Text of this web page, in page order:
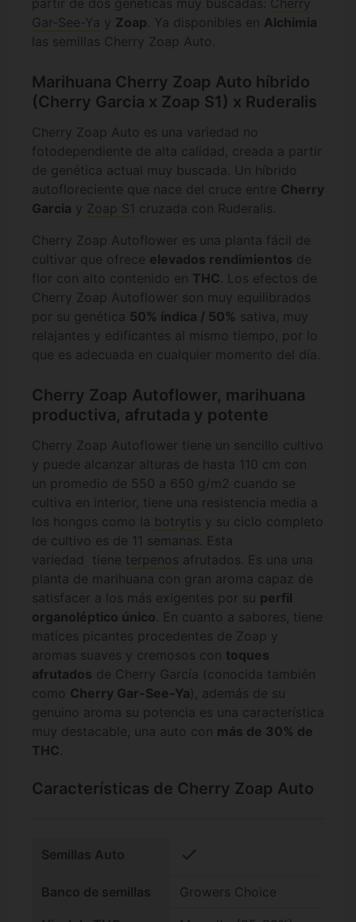
partir de dos genéticas muy buscadas: Cherry
Gar-See-Ya y Zoap. Ya disponibles en Alchimia
las semillas Cherry Zoap Auto.
Marihuana Cherry Zoap Auto híbrido
(Cherry Garcia x Zoap S1) x Ruderalis
Cherry Zoap Auto es una variedad no
fotodependiente de alta calidad, creada a partir
de genética actual muy buscada. Un híbrido
autofloreciente que nace del cruce entre Cherry
Garcia y Zoap S1 cruzada con Ruderalis.
Cherry Zoap Autoflower es una planta fácil de
cultivar que ofrece elevados rendimientos de
flor con alto contenido en THC. Los efectos de
Cherry Zoap Autoflower son muy equilibrados
por su genética 50% índica / 50% sativa, muy
relajantes y edificantes al mismo tiempo, por lo
que es adecuada en cualquier momento del día.
Cherry Zoap Autoflower, marihuana
productiva, afrutada y potente
Cherry Zoap Autoflower tiene un sencillo cultivo
y puede alcanzar alturas de hasta 110 cm con
un promedio de 550 a 650 g/m2 cuando se
cultiva en interior, tiene una resistencia media a
los hongos como la botrytis y su ciclo completo
de cultivo es de 11 semanas. Esta
variedad tiene terpenos afrutados. Es una una
planta de marihuana con gran aroma capaz de
satisfacer a los más exigentes por su perfil
organoléptico único. En cuanto a sabores, tiene
matices picantes procedentes de Zoap y
aromas suaves y cremosos con toques
afrutados de Cherry García (conocida también
como Cherry Gar-See-Ya), además de su
genuino aroma su potencia es una característica
muy destacable, una auto con más de 30% de
THC.
Características de Cherry Zoap Auto
Semillas Auto check
Banco de semillas Growers Choice